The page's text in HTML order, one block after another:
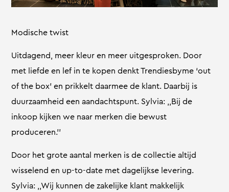
Modische twist
Uitdagend, meer kleur en meer uitgesproken. Door
met liefde en lef in te kopen denkt Trendiesbyme ‘out
of the box’ en prikkelt daarmee de klant. Daarbij is
duurzaamheid een aandachtspunt. Sylvia: ,,Bij de
inkoop kijken we naar merken die bewust
produceren.’’
Door het grote aantal merken is de collectie altijd
wisselend en up-to-date met dagelijkse levering.
Sylvia: ,,Wij kunnen de zakelijke klant makkelijk